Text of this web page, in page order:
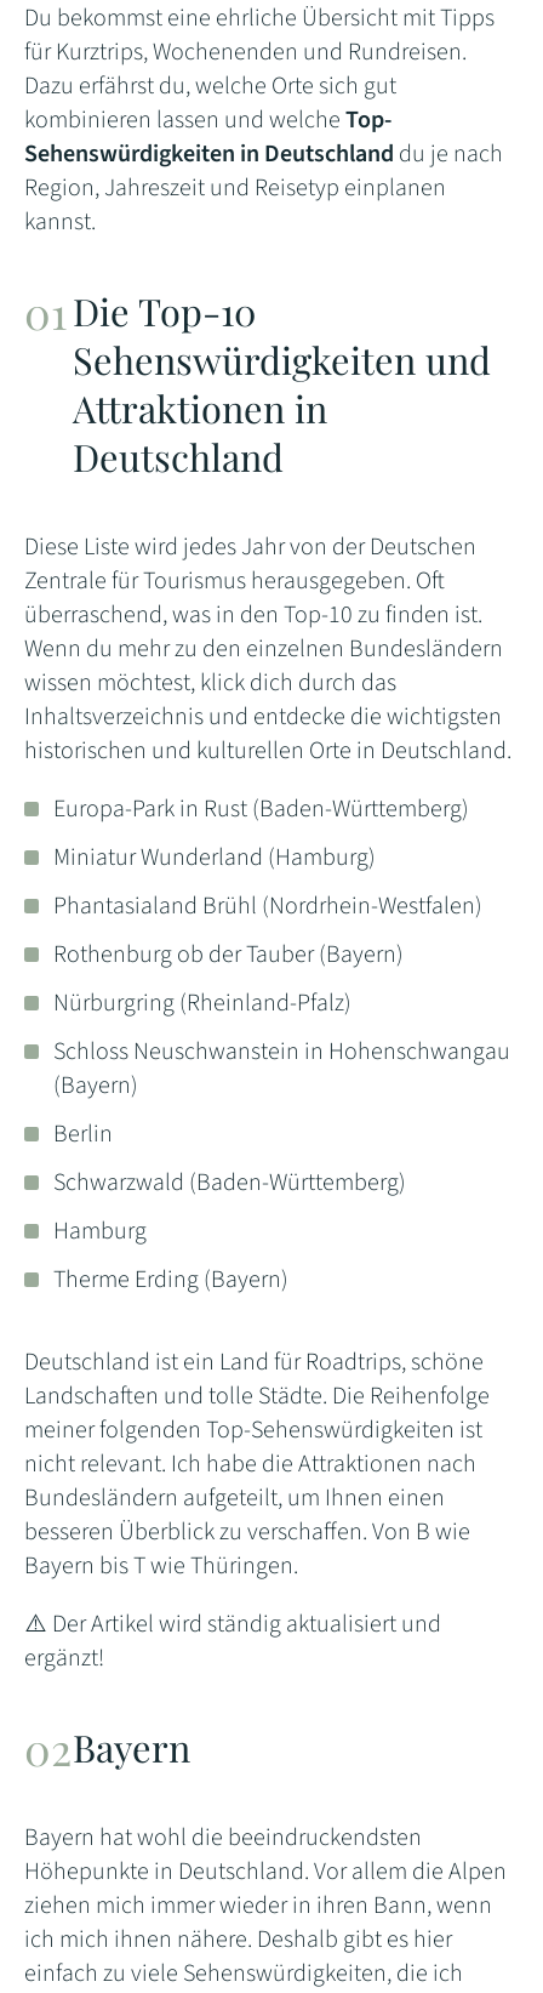
Du bekommst eine ehrliche Übersicht mit Tipps
für Kurztrips, Wochenenden und Rundreisen.
Dazu erfährst du, welche Orte sich gut
kombinieren lassen und welcheTop-
Sehenswürdigkeiten in Deutschland du je nach
Region, Jahreszeit und Reisetyp einplanen
kannst.
Die Top-10
Sehenswürdigkeiten und
Attraktionen in
Deutschland
Diese Liste wird jedes Jahr von der Deutschen
Zentrale für Tourismus herausgegeben. Oft
überraschend, was in den Top-10 zu finden ist.
Wenn du mehr zu den einzelnen Bundesländern
wissen möchtest, klick dich durch das
Inhaltsverzeichnis und entdecke die wichtigsten
historischen und kulturellen Orte in Deutschland.
Europa-Park in Rust (Baden-Württemberg)
Miniatur Wunderland (Hamburg)
Phantasialand Brühl (Nordrhein-Westfalen)
Rothenburg ob der Tauber (Bayern)
Nürburgring (Rheinland-Pfalz)
Schloss Neuschwanstein in Hohenschwangau
(Bayern)
Berlin
Schwarzwald (Baden-Württemberg)
Hamburg
Therme Erding (Bayern)
Deutschland ist ein Land für Roadtrips, schöne
Landschaften und tolle Städte. Die Reihenfolge
meiner folgenden Top-Sehenswürdigkeiten ist
nicht relevant. Ich habe die Attraktionen nach
Bundesländern aufgeteilt, um Ihnen einen
besseren Überblick zu verschaffen. Von B wie
Bayern bis T wie Thüringen.
⚠️ Der Artikel wird ständig aktualisiert und
ergänzt!
Bayern
Bayern hat wohl die beeindruckendsten
Höhepunkte in Deutschland. Vor allem die Alpen
ziehen mich immer wieder in ihren Bann, wenn
ich mich ihnen nähere. Deshalb gibt es hier
einfach zu viele Sehenswürdigkeiten, die ich